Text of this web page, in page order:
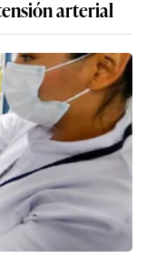
arterial